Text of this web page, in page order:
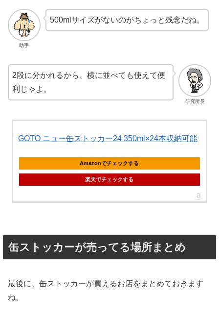
助手
500mlサイズがないのがちょっと残念だね。
研究所長
2段に分かれるから、横に並べても使えて便
利じゃよ。
GOTO ニュー缶ストッカー24 350ml×24本収納可能
Amazonでチェックする
楽天でチェックする
缶ストッカーが売ってる場所まとめ
最後に、缶ストッカーが買えるお店をまとめておきます
ね。